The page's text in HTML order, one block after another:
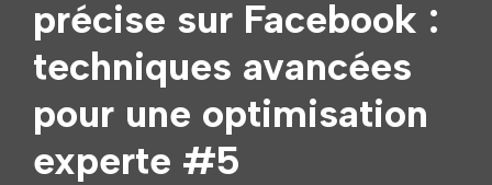
précise sur Facebook :
techniques avancées
pour une optimisation
experte #5